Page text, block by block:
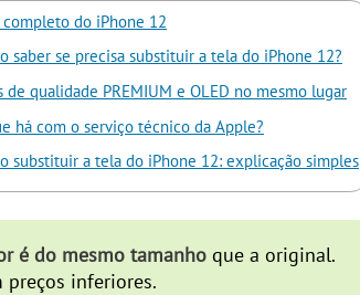
completo do iPhone 12
saber se precisa substituir a tela do iPhone 12?
de qualidade PREMIUM e OLED no mesmo lugar
há com o serviço técnico da Apple?
substituir a tela do iPhone 12: explicação simples
é do mesmo tamanho que a original.
preços inferiores.